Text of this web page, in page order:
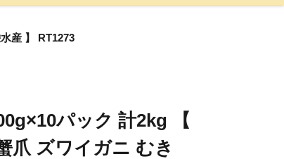
産 】 RT1273
パック 計2kg 【
爪 ズワイガニ むき